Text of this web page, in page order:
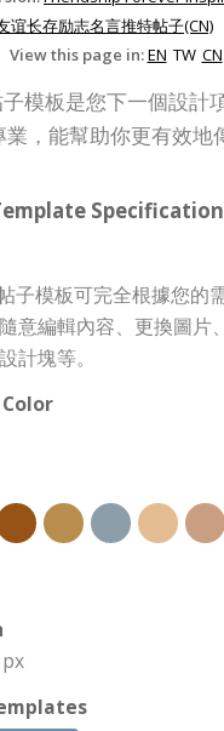
谊长存励志名言推特帖子(CN)
View this page in:EN TW CN
模板是您下一個設計
，能幫助你更有效地
子模板可完全根據您的
意編輯內容、更換圖片
計塊等。